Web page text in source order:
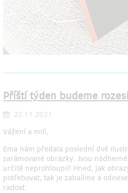
Příští týden budeme
22.11.2021
Vážení a milí,
Ema nám předala poslední dvě
zarámované obrázky. Jsou
určitě neprohloupil! Hned, jak
potřebovat, tak je zabalíme a
radost.